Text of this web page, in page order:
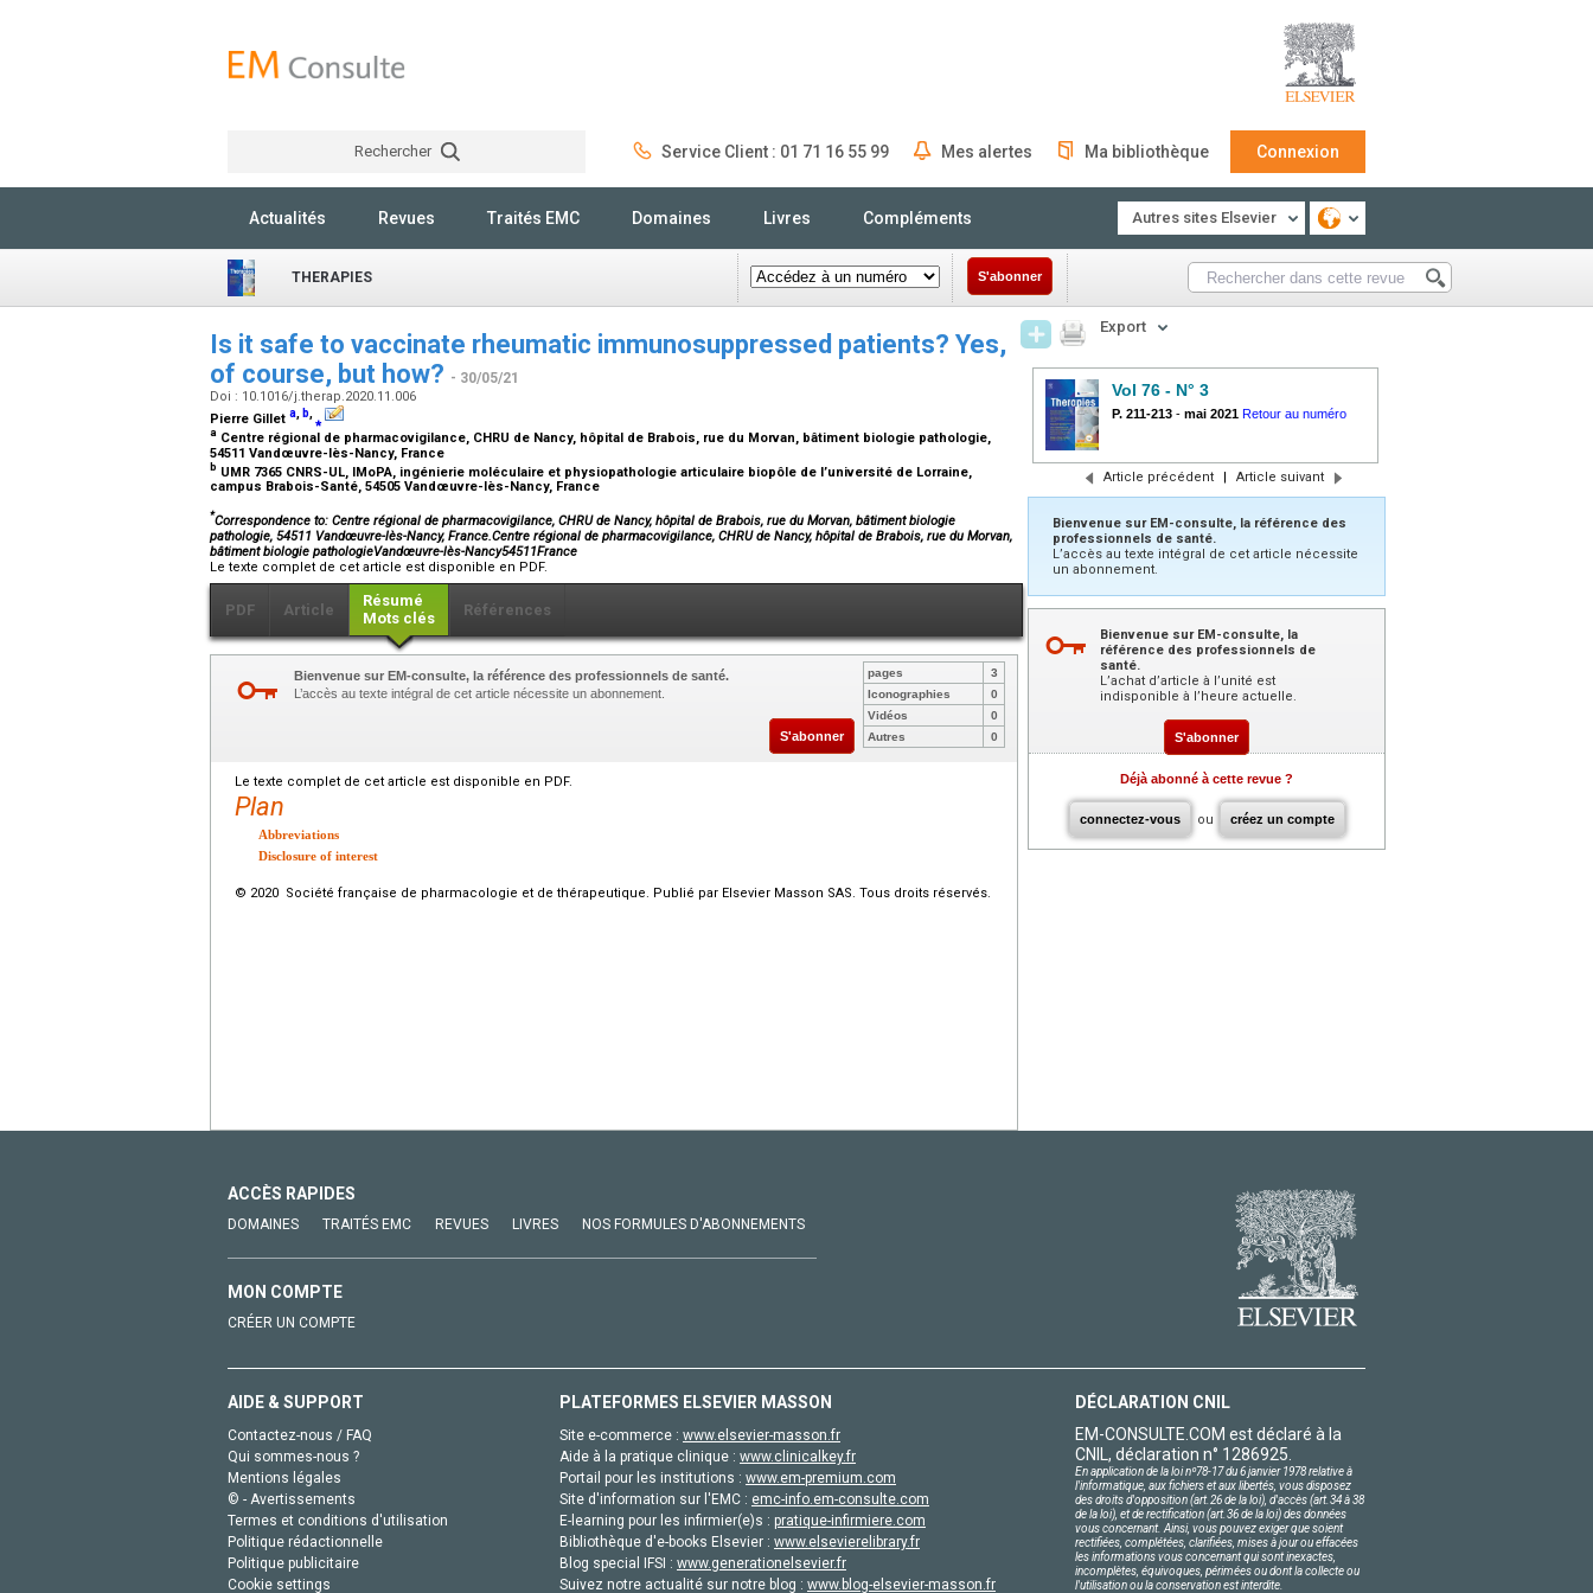
Rechercher Service Client : 01 71 16 55 99 Mes alertes Ma bibliothèque Connexion
Actualités Revues Traités EMC Domaines Livres Compléments Autres sites Elsevier
THERAPIES S'abonner
Is it safe to vaccinate rheumatic immunosuppressed patients? Yes,
of course, but how? - 30/05/21
Doi : 10.1016/j.therap.2020.11.006
Pierre Gillet a, b,⁎
a Centre régional de pharmacovigilance, CHRU de Nancy, hôpital de Brabois, rue du Morvan, bâtiment biologie pathologie,
54511 Vandœuvre-lès-Nancy, France
b UMR 7365 CNRS-UL, IMoPA, ingénierie moléculaire et physiopathologie articulaire biopôle de l’université de Lorraine,
campus Brabois-Santé, 54505 Vandœuvre-lès-Nancy, France
*Correspondence to: Centre régional de pharmacovigilance, CHRU de Nancy, hôpital de Brabois, rue du Morvan, bâtiment biologie
pathologie, 54511 Vandœuvre-lès-Nancy, France.Centre régional de pharmacovigilance, CHRU de Nancy, hôpital de Brabois, rue du Morvan,
bâtiment biologie pathologieVandœuvre-lès-Nancy54511France
Le texte complet de cet article est disponible en PDF.
PDF Article
Résumé
Mots clés
Références
Bienvenue sur EM-consulte, la référence des professionnels de santé.
L’accès au texte intégral de cet article nécessite un abonnement.
S'abonner
pages
3
Iconographies
0
Vidéos
0
Autres
0
Le texte complet de cet article est disponible en PDF.
Plan
Abbreviations
Disclosure of interest
© 2020 Société française de pharmacologie et de thérapeutique. Publié par Elsevier Masson SAS. Tous droits réservés.
Export
Vol 76 - N° 3
P. 211-213 - mai 2021 Retour au numéro
Article précédent | Article suivant
Bienvenue sur EM-consulte, la référence des
professionnels de santé.
L’accès au texte intégral de cet article nécessite
un abonnement.
Bienvenue sur EM-consulte, la
référence des professionnels de
santé.
L’achat d’article à l’unité est
indisponible à l’heure actuelle.
S'abonner
Déjà abonné à cette revue ?
connectez-vous ou créez un compte
ACCÈS RAPIDES
DOMAINES TRAITÉS EMC REVUES LIVRES NOS FORMULES D'ABONNEMENTS
MON COMPTE
CRÉER UN COMPTE
AIDE & SUPPORT
Contactez-nous / FAQ
Qui sommes-nous ?
Mentions légales
© - Avertissements
Termes et conditions d'utilisation
Politique rédactionnelle
Politique publicitaire
Cookie settings
PLATEFORMES ELSEVIER MASSON
Site e-commerce : www.elsevier-masson.fr
Aide à la pratique clinique : www.clinicalkey.fr
Portail pour les institutions : www.em-premium.com
Site d'information sur l'EMC : emc-info.em-consulte.com
E-learning pour les infirmier(e)s : pratique-infirmiere.com
Bibliothèque d'e-books Elsevier : www.elsevierelibrary.fr
Blog special IFSI : www.generationelsevier.fr
Suivez notre actualité sur notre blog : www.blog-elsevier-masson.fr
DÉCLARATION CNIL
EM-CONSULTE.COM est déclaré à la
CNIL, déclaration n° 1286925.
En application de la loi nº78-17 du 6 janvier 1978 relative à
l'informatique, aux fichiers et aux libertés, vous disposez
des droits d'opposition (art.26 de la loi), d'accès (art.34 à 38
de la loi), et de rectification (art.36 de la loi) des données
vous concernant. Ainsi, vous pouvez exiger que soient
rectifiées, complétées, clarifiées, mises à jour ou effacées
les informations vous concernant qui sont inexactes,
incomplètes, équivoques, périmées ou dont la collecte ou
l'utilisation ou la conservation est interdite.